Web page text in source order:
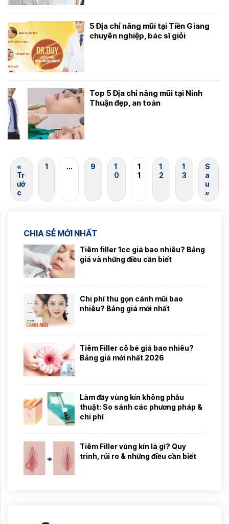
5 Địa chỉ nâng mũi tại Tiền Giang
chuyên nghiệp, bác sĩ giỏi
Top 5 Địa chỉ nâng mũi tại Ninh
Thuận đẹp, an toàn
«
Tr
ướ
c
1 … 9
1
0
1
1
1
2
1
3
S
a
u
»
CHIA SẺ MỚI NHẤT
Tiêm filler 1cc giá bao nhiêu? Bảng
giá và những điều cần biết
Chi phí thu gọn cánh mũi bao
nhiêu? Bảng giá mới nhất
Tiêm Filler cô bé giá bao nhiêu?
Bảng giá mới nhất 2026
Làm đầy vùng kín không phẫu
thuật: So sánh các phương pháp &
chi phí
Tiêm Filler vùng kín là gì? Quy
trình, rủi ro & những điều cần biết